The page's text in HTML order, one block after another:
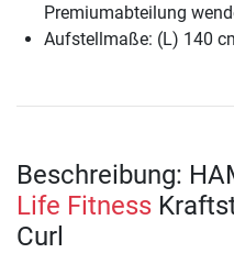
Premiumabteilung
Aufstellmaße: (L) 140
Beschreibung:
Life Fitness
Curl